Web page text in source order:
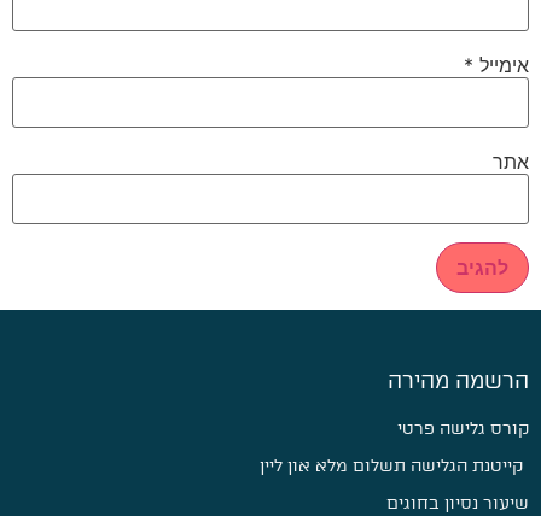
אימייל *
אתר
הרשמה מהירה
קורס גלישה פרטי
קייטנת הגלישה תשלום מלא און ליין
שיעור נסיון בחוגים